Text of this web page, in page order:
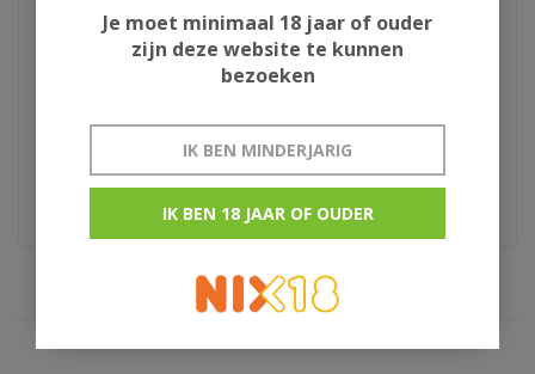
Ron Abuelo Centuria Ron Abuelo 7Y
€25,95
Je moet minimaal 18 jaar of ouder
zijn deze website te kunnen
bezoeken
IK BEN MINDERJARIG
IK BEN 18 JAAR OF OUDER